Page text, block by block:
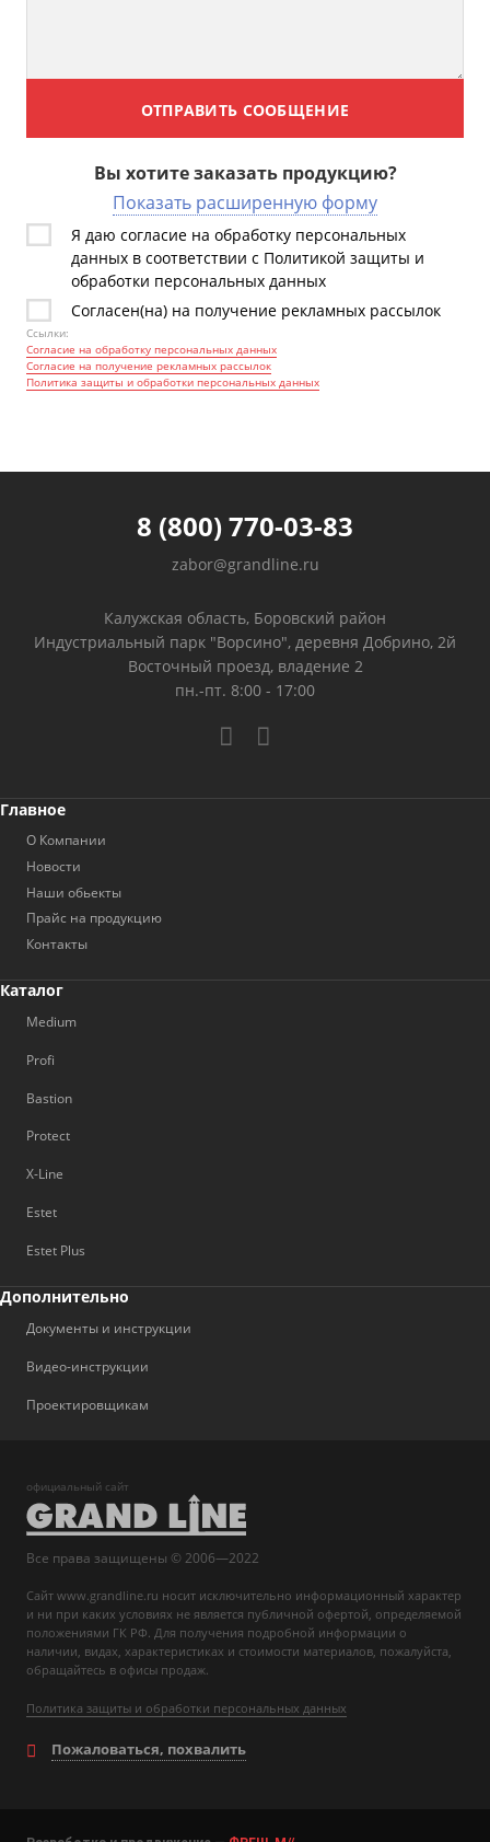
ОТПРАВИТЬ СООБЩЕНИЕ
Вы хотите заказать продукцию?
Показать расширенную форму
Я даю согласие на обработку персональных
данных в соответствии с Политикой защиты и
обработки персональных данных
Согласен(на) на получение рекламных рассылок
Ссылки:
Согласие на обработку персональных данных
Согласие на получение рекламных рассылок
Политика защиты и обработки персональных данных
Главное
О Компании
Новости
Наши обьекты
Прайс на продукцию
Контакты
Каталог
Medium
Profi
Bastion
Protect
X-Line
Estet
Estet Plus
Дополнительно
Документы и инструкции
Видео-инструкции
Проектировщикам
8 (800) 770-03-83
zabor@grandline.ru
Калужская область, Боровский район
Индустриальный парк "Ворсино", деревня Добрино, 2й
Восточный проезд, владение 2
пн.-пт. 8:00 - 17:00
официальный сайт
Все права защищены © 2006—2022
Сайт www.grandline.ru носит исключительно информационный характер
и ни при каких условиях не является публичной офертой, определяемой
положениями ГК РФ. Для получения подробной информации о
наличии, видах, характеристиках и стоимости материалов, пожалуйста,
обращайтесь в офисы продаж.
Политика защиты и обработки персональных данных
Пожаловаться, похвалить